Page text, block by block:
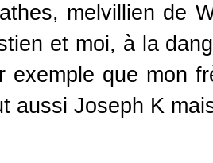
melvillien de
et moi, à la
exemple que mon
aussi Joseph K